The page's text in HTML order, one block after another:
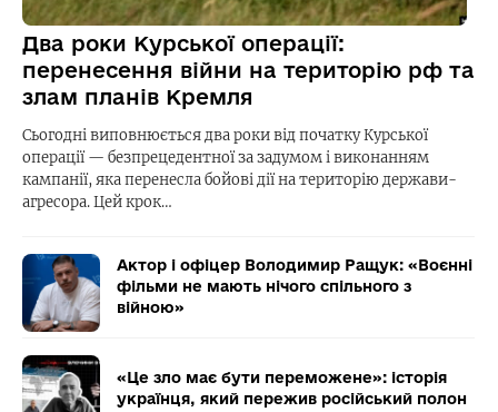
Два роки Курської операції:
перенесення війни на територію рф та
злам планів Кремля
Сьогодні виповнюється два роки від початку Курської
операції — безпрецедентної за задумом і виконанням
кампанії, яка перенесла бойові дії на територію держави-
агресора. Цей крок…
Актор і офіцер Володимир Ращук: «Воєнні
фільми не мають нічого спільного з
війною»
«Це зло має бути переможене»: історія
українця, який пережив російський полон